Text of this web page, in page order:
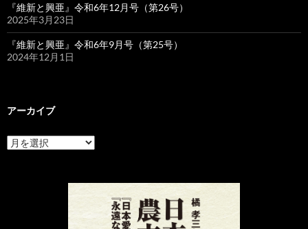
『維新と興亜』令和6年12月号（第26号）
2025年3月23日
『維新と興亜』令和6年9月号（第25号）
2024年12月1日
アーカイブ
ア
ー